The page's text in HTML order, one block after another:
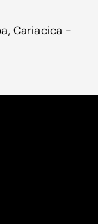
Cariacica -